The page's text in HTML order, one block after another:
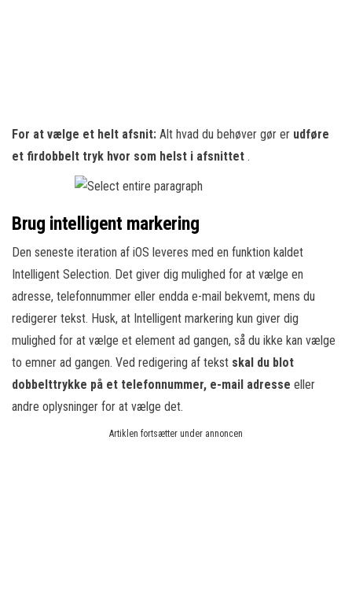
For at vælge et helt afsnit: Alt hvad du behøver gør er udføre
et firdobbelt tryk hvor som helst i afsnittet .
Brug intelligent markering
Den seneste iteration af iOS leveres med en funktion kaldet
Intelligent Selection. Det giver dig mulighed for at vælge en
adresse, telefonnummer eller endda e-mail bekvemt, mens du
redigerer tekst. Husk, at Intelligent markering kun giver dig
mulighed for at vælge et element ad gangen, så du ikke kan vælge
to emner ad gangen. Ved redigering af tekst skal du blot
dobbelttrykke på et telefonnummer, e-mail adresse eller
andre oplysninger for at vælge det.
Artiklen fortsætter under annoncen